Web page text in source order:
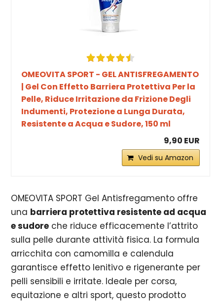
OMEOVITA SPORT - GEL ANTISFREGAMENTO
| Gel Con Effetto Barriera Protettiva Per la
Pelle, Riduce Irritazione da Frizione Degli
Indumenti, Protezione a Lunga Durata,
Resistente a Acqua e Sudore, 150 ml
9,90 EUR
Vedi su Amazon
OMEOVITA SPORT Gel Antisfregamento offre
una barriera protettiva resistente ad acqua
e sudore che riduce efficacemente l’attrito
sulla pelle durante attività fisica. La formula
arricchita con camomilla e calendula
garantisce effetto lenitivo e rigenerante per
pelli sensibili e irritate. Ideale per corsa,
equitazione e altri sport, questo prodotto